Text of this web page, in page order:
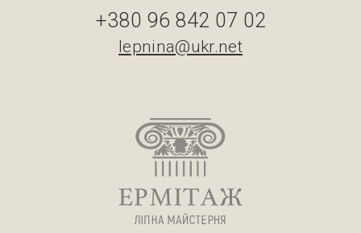
+380 96 842 07 02
lepnina@ukr.net